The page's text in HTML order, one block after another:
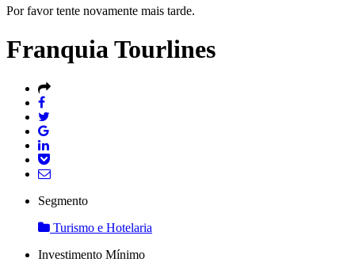
Por favor tente novamente mais tarde.
Franquia Tourlines
Segmento
Turismo e Hotelaria
Investimento Mínimo